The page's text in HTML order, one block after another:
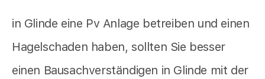
in Glinde eine Pv Anlage betreiben und einen
Hagelschaden haben, sollten Sie besser
einen Bausachverständigen in Glinde mit der